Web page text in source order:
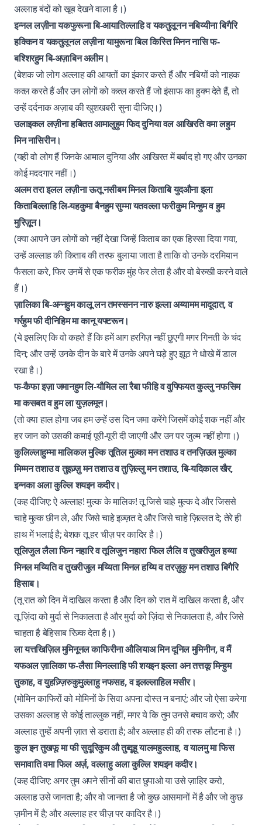
अल्लाह बंदों को खूब देखने वाला है।)
इन्नल लज़ीना यकफुरूना बि-आयातिल्लाहि व यकतुलूनन नबिय्यीना बिगैरि
हक्किन व यकतुलूनल लज़ीना यामुरूना बिल किस्ति मिनन नासि फ-
बश्शिरहुम बि-अज़ाबिन अलीम।
(बेशक जो लोग अल्लाह की आयतों का इंकार करते हैं और नबियों को नाहक
कत्ल करते हैं और उन लोगों को कत्ल करते हैं जो इंसाफ का हुक्म देते हैं, तो
उन्हें दर्दनाक अज़ाब की खुशखबरी सुना दीजिए।)
उलाइकल लज़ीना हबितत आमालुहुम फिद दुनिया वल आखिरति वमा लहुम
मिन नासिरीन।
(यही वो लोग हैं जिनके आमाल दुनिया और आखिरत में बर्बाद हो गए और उनका
कोई मददगार नहीं।)
अलम तरा इलल लज़ीना ऊतू नसीबम मिनल किताबि युदऔना इला
किताबिल्लाहि लि-यहकुमा बैनहुम सुम्मा यतवल्ला फरीकुम मिन्हुम व हुम
मुरिज़ून।
(क्या आपने उन लोगों को नहीं देखा जिन्हें किताब का एक हिस्सा दिया गया,
उन्हें अल्लाह की किताब की तरफ बुलाया जाता है ताकि वो उनके दरमियान
फैसला करे, फिर उनमें से एक फरीक मुंह फेर लेता है और वो बेरुखी करने वाले
हैं।)
ज़ालिका बि-अन्नहुम कालू लन तमस्सनन नारु इल्ला अय्यामम मादूदात, व
गर्रहुम फी दीनिहिम मा कानू यफ्टरून।
(ये इसलिए कि वो कहते हैं कि हमें आग हरगिज़ नहीं छुएगी मगर गिनती के चंद
दिन; और उन्हें उनके दीन के बारे में उनके अपने घड़े हुए झूठ ने धोखे में डाल
रखा है।)
फ-कैफा इज़ा जमानहुम लि-यौमिल ला रैबा फीहि व वुफ्फियत कुल्लु नफसिम
मा कसबत व हुम ला युज़लमून।
(तो क्या हाल होगा जब हम उन्हें उस दिन जमा करेंगे जिसमें कोई शक नहीं और
हर जान को उसकी कमाई पूरी-पूरी दी जाएगी और उन पर जुल्म नहीं होगा।)
कुलिल्लाहुम्मा मालिकल मुल्कि तूतिल मुल्का मन तशाउ व तनज़िउल मुल्का
मिम्मन तशाउ व तुइज़्ज़ु मन तशाउ व तुज़िल्लु मन तशाउ, बि-यदिकाल खैर,
इन्नका अला कुल्लि शयइन कदीर।
(कह दीजिए: ऐ अल्लाह! मुल्क के मालिक! तू जिसे चाहे मुल्क दे और जिससे
चाहे मुल्क छीन ले, और जिसे चाहे इज़्ज़त दे और जिसे चाहे ज़िल्लत दे; तेरे ही
हाथ में भलाई है; बेशक तू हर चीज़ पर कादिर है।)
तूलिजुल लैला फिन नहारि व तूलिजुन नहारा फिल लैलि व तुखरीजुल हय्या
मिनल मय्यिति व तुखरीजुल मय्यिता मिनल हय्यि व तरज़ुकु मन तशाउ बिगैरि
हिसाब।
(तू रात को दिन में दाखिल करता है और दिन को रात में दाखिल करता है, और
तू ज़िंदा को मुर्दा से निकालता है और मुर्दा को ज़िंदा से निकालता है, और जिसे
चाहता है बेहिसाब रिज़्क देता है।)
ला यत्तखिज़िल मुमिनूनल काफिरीना औलियाअ मिन दूनिल मुमिनीन, व मैं
यफअल ज़ालिका फ-लैसा मिनल्लाहि फी शयइन इल्ला अन तत्तकू मिन्हुम
तुकाह, व युहज़्ज़िरुकुमुल्लाहु नफसह, व इलल्लाहिल मसीर।
(मोमिन काफिरों को मोमिनों के सिवा अपना दोस्त न बनाएं; और जो ऐसा करेगा
उसका अल्लाह से कोई ताल्लुक नहीं, मगर ये कि तुम उनसे बचाव करो; और
अल्लाह तुम्हें अपनी ज़ात से डराता है; और अल्लाह ही की तरफ लौटना है।)
कुल इन तुखफू मा फी सुदूरिकुम औ तुब्दूहू यालमहुल्लाह, व यालमु मा फिस
समावाति वमा फिल अर्ज़, वल्लाहु अला कुल्लि शयइन कदीर।
(कह दीजिए: अगर तुम अपने सीनों की बात छुपाओ या उसे ज़ाहिर करो,
अल्लाह उसे जानता है; और वो जानता है जो कुछ आसमानों में है और जो कुछ
ज़मीन में है; और अल्लाह हर चीज़ पर कादिर है।)